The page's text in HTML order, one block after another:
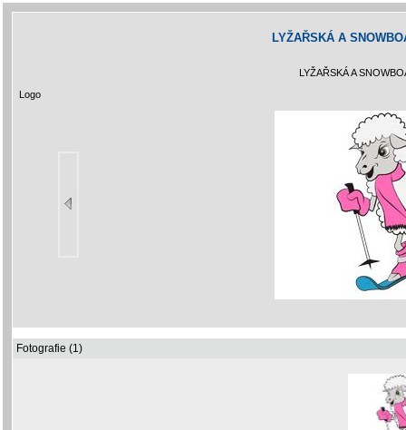
LYŽAŘSKÁ A
LYŽAŘSKÁ A
Logo
Fotografie (1)